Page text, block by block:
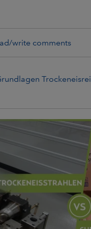
write comments